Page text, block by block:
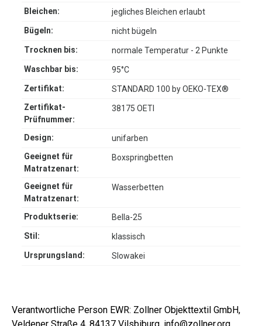
Bleichen:
jegliches Bleichen erlaubt
Bügeln:
nicht bügeln
Trocknen bis:
normale Temperatur - 2 Punkte
Waschbar bis:
95°C
Zertifikat:
STANDARD 100 by OEKO-TEX®
Zertifikat-
Prüfnummer:
38175 OETI
Design:
unifarben
Geeignet für
Matratzenart:
Boxspringbetten
Geeignet für
Matratzenart:
Wasserbetten
Produktserie:
Bella-25
Stil:
klassisch
Ursprungsland:
Slowakei
Verantwortliche Person EWR: Zollner Objekttextil GmbH,